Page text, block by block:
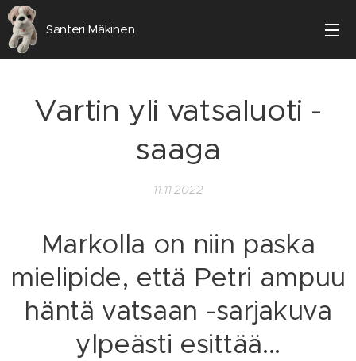
Santeri Mäkinen
Vartin yli vatsaluoti -
saaga
11.11.2022
Markolla on niin paska
mielipide, että Petri ampuu
häntä vatsaan -sarjakuva
ylpeästi esittää...